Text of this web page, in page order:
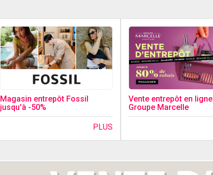
Magasin entrepôt Fossil
jusqu'à -50%
PLUS
Vente entrepôt en ligne
Groupe Marcelle